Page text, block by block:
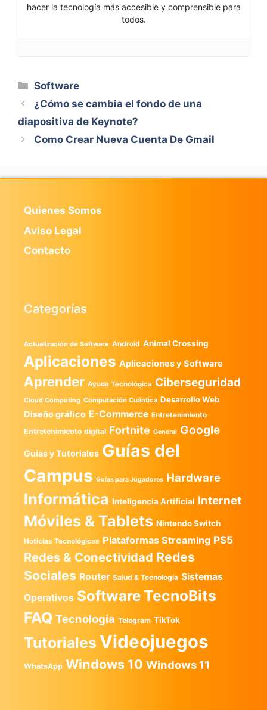
hacer la tecnología más accesible y comprensible para
todos.
Categorías
Software
¿Cómo se cambia el fondo de una
diapositiva de Keynote?
Como Crear Nueva Cuenta De Gmail
Quienes Somos
Aviso Legal
Contacto
Categorías
Actualización de Software Android Animal Crossing
Aplicaciones Aplicaciones y Software
Aprender Ayuda Tecnológica Ciberseguridad
Cloud Computing Computación Cuántica Desarrollo Web
Diseño gráfico E-Commerce Entretenimiento
Entretenimiento digital Fortnite General Google
Guias y Tutoriales Guías del
Campus Guías para Jugadores Hardware
Informática Inteligencia Artificial Internet
Móviles & Tablets Nintendo Switch
Noticias Tecnológicas Plataformas Streaming PS5
Redes & Conectividad Redes
Sociales Router Salud & Tecnología Sistemas
Operativos SoftwareTecnoBits
FAQ Tecnología Telegram TikTok
Tutoriales Videojuegos
WhatsApp Windows 10 Windows 11